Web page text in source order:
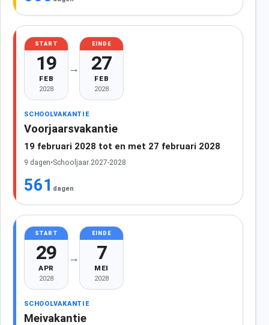
START
19
FEB
2028
→
EINDE
27
FEB
2028
SCHOOLVAKANTIE
Voorjaarsvakantie
19 februari 2028 tot en met 27 februari 2028
9 dagen•Schooljaar 2027-2028
561 dagen
START
29
APR
2028
→
EINDE
7
MEI
2028
SCHOOLVAKANTIE
Meivakantie